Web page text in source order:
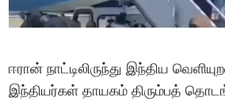
ஈரான் நாட்டிலிருந்து இந்திய
இந்தியர்கள் தாயகம் திரும்பத்